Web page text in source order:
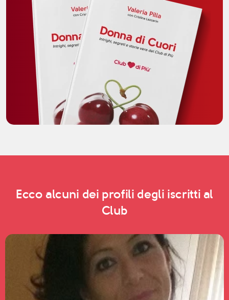
Ecco alcuni dei profili degli iscritti al
Club